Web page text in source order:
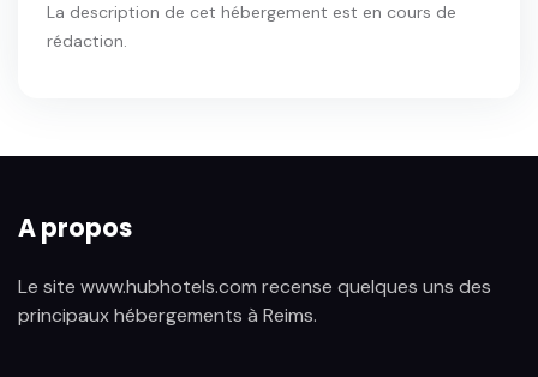
La description de cet hébergement est en cours de
rédaction.
A propos
Le site www.hubhotels.com recense quelques uns des
principaux hébergements à Reims.